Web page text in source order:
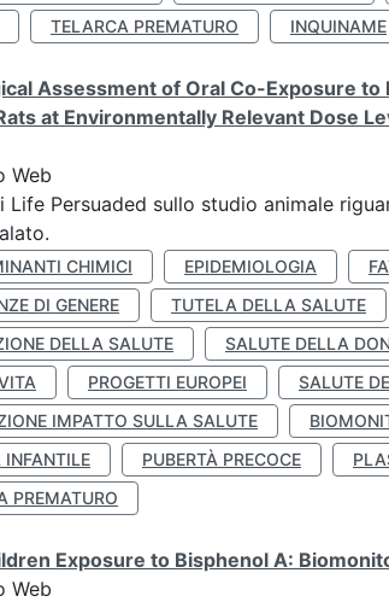
TELARCA PREMATURO INQUINAME
Assessment of Oral Co-Exposure
at Environmentally Relevant Dose
Web
Life Persuaded sullo studio animale
CHIMICI EPIDEMIOLOGIA
DI GENERE
TUTELA DELLA SALUTE
DELLA SALUTE
SALUTE DELLA
PROGETTI EUROPEI SALUTE
IMPATTO SULLA SALUTE
INFANTILE
PUBERTÀ PRECOCE
PREMATURO
Exposure to Bisphenol A:
Web